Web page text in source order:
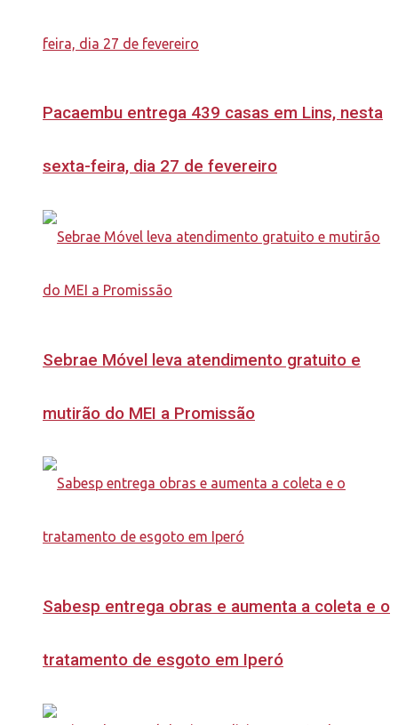
Pacaembu entrega 439 casas em Lins, nesta
sexta-feira, dia 27 de fevereiro
Sebrae Móvel leva atendimento gratuito e
mutirão do MEI a Promissão
Sabesp entrega obras e aumenta a coleta e o
tratamento de esgoto em Iperó